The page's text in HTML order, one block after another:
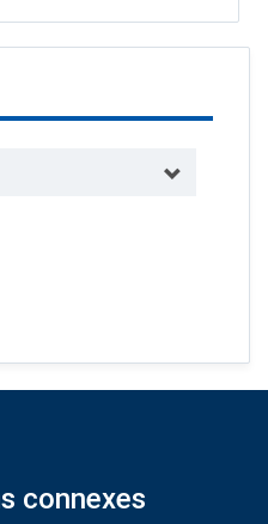
connexes